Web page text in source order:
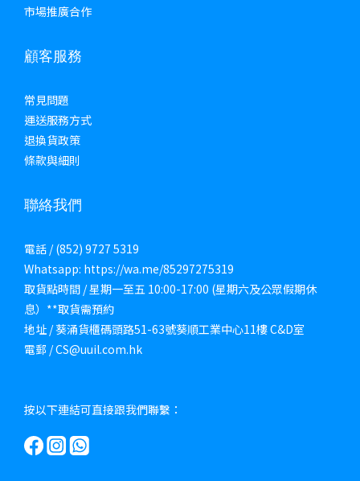
市場推廣合作
顧客服務
常見問題
運送服務方式
退換貨政策
條款與細則
聯絡我們
電話 / (852) 9727 5319
Whatsapp: https://wa.me/85297275319
取貨點時間 / 星期一至五 10:00-17:00 (星期六及公眾假期休
息）**取貨需預約
地址 / 葵涌貨櫃碼頭路51-63號葵順工業中心11樓 C&D室
電郵 / CS@uuil.com.hk
按以下連結可直接跟我們聯繫：